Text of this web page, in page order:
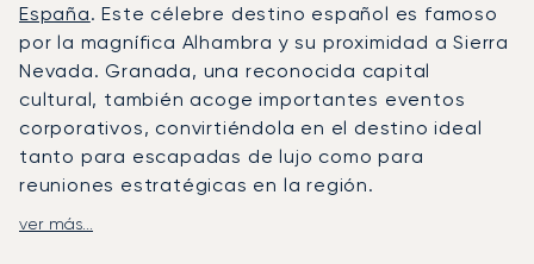
España. Este célebre destino español es famoso
por la magnífica Alhambra y su proximidad a Sierra
Nevada. Granada, una reconocida capital
cultural, también acoge importantes eventos
corporativos, convirtiéndola en el destino ideal
tanto para escapadas de lujo como para
reuniones estratégicas en la región.
Con LunaJets, su vuelo se organiza en torno a su
ver más...